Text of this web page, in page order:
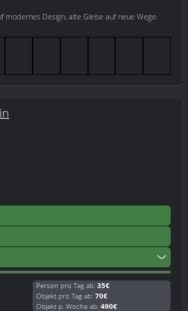
Design, alte Gleise auf neue Wege.
Person pro Tag ab: 35€
Objekt pro Tag ab: 70€
Objekt p. Woche ab: 490€